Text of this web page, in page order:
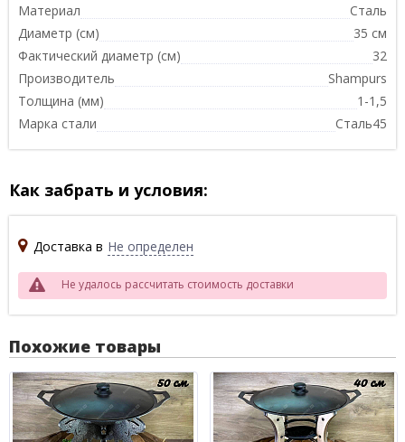
Материал
Сталь
Диаметр (см)
35 см
Фактический диаметр (см)
32
Производитель
Shampurs
Толщина (мм)
1-1,5
Марка стали
Сталь45
Как забрать и условия:
Доставка в Не определен
Не удалось рассчитать стоимость доставки
Похожие товары